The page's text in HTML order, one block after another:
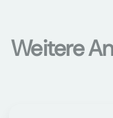
Weitere